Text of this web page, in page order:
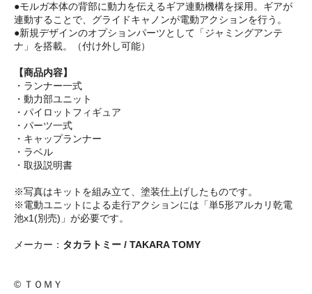
●モルガ本体の背部に動力を伝えるギア連動機構を採用。ギアが
連動することで、グライドキャノンが電動アクションを行う。
●新規デザインのオプションパーツとして「ジャミングアンテ
ナ」を搭載。（付け外し可能）
【商品内容】
・ランナー一式
・動力部ユニット
・パイロットフィギュア
・パーツ一式
・キャップランナー
・ラベル
・取扱説明書
※写真はキットを組み立て、塗装仕上げしたものです。
※電動ユニットによる走行アクションには「単5形アルカリ乾電
池x1(別売)」が必要です。
メーカー： タカラトミー / TAKARA TOMY
© ＴＯＭＹ